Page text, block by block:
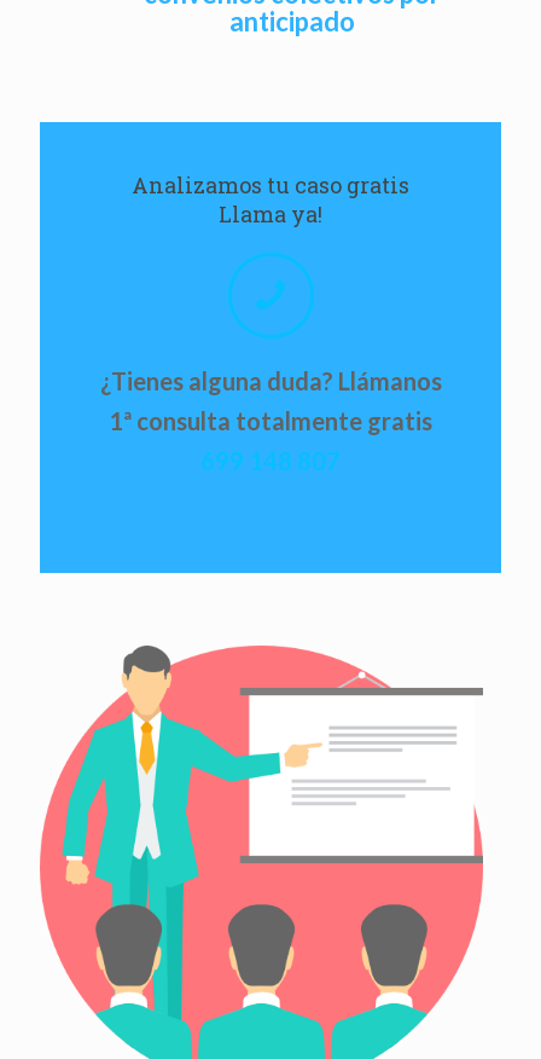
anticipado
Analizamos tu caso gratis
Llama ya!
¿Tienes alguna duda? Llámanos
1ª consulta totalmente gratis
699 148 807